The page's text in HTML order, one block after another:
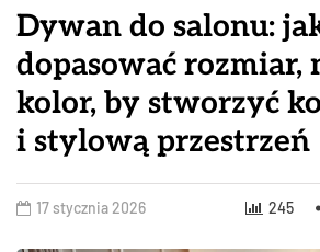
Dywan do salonu:
dopasować rozmiar,
kolor, by stworzyć
i stylową przestrzeń
17 stycznia 2026 245